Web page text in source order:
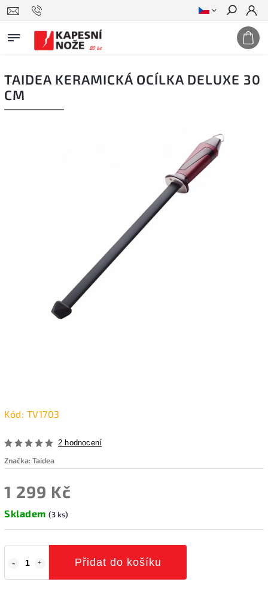
Hledat
TAIDEA KERAMICKÁ OCÍLKA DELUXE 30
CM
Kód: TV1703
2 hodnocení
Značka:Taidea
1 299 Kč
Skladem (3 ks)
Přidat do košíku